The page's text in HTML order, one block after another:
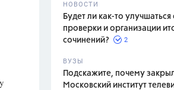
НОВОСТИ
Будет ли как-то улучшаться
проверки и организации
сочинений?
2
ВУЗЫ
Подскажите, почему
Московский институт